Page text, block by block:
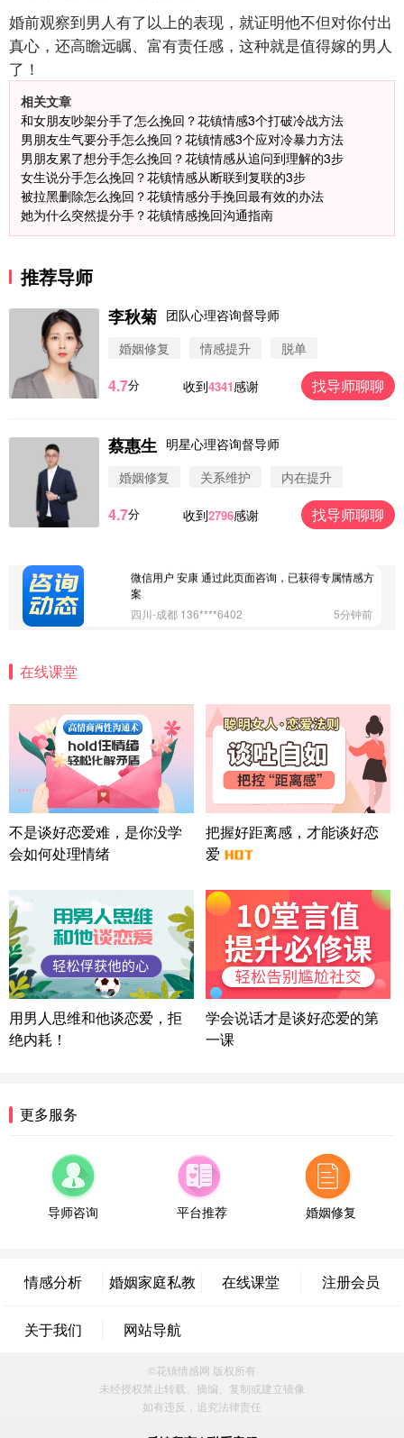
婚前观察到男人有了以上的表现，就证明他不但对你付出
真心，还高瞻远瞩、富有责任感，这种就是值得嫁的男人
了！
相关文章
和女朋友吵架分手了怎么挽回？花镇情感3个打破冷战方法
男朋友生气要分手怎么挽回？花镇情感3个应对冷暴力方法
男朋友累了想分手怎么挽回？花镇情感从追问到理解的3步
女生说分手怎么挽回？花镇情感从断联到复联的3步
被拉黑删除怎么挽回？花镇情感分手挽回最有效的办法
她为什么突然提分手？花镇情感挽回沟通指南
推荐导师
李秋菊 团队心理咨询督导师
婚姻修复
情感提升 脱单
4.7分 收到4341感谢 找导师聊聊
蔡惠生 明星心理咨询督导师
婚姻修复
关系维护 内在提升
4.7分 收到2796感谢 找导师聊聊
微信用户 圆圈 通过此页面咨询，已获得专属情感方
微信用户 Vnno 通过此页面咨询，已获得专属情感方
案
微信用户 大太阳 通过此页面咨询，已获得专属情感
微信用户 安康 通过此页面咨询，已获得专属情感方
案
四川-成都 136****6402
5分钟前
方案
上海-浦东 177****9074
56分钟前
微信用户 Liberty 通过此页面咨询，已获得专属情感
方案
广东-广州 188****5632
12分钟前
微信用户 司马锘 通过此页面咨询，已获得专属情感
方案
湖北-武汉 135****7410
陕西-西安 139****6283
3分钟前
微信用户 喜欢下雨天^ 通过此页面咨询，已获得专属
情感方案
浙江-宁波 150****8921
28分钟前
属情感方案
湖南-长沙 187****3359
山东-青岛 138****9975
7分钟前
微信用户 小任性 通过此页面咨询，已获得专属情感
上海-黄浦 135****7601
24分钟前
案
微信用户 谢思明 通过此页面咨询，已获得专属情感
方案
广东-佛山 139****6034
在线课堂
不是谈好恋爱难，是你没学
会如何处理情绪
把握好距离感，才能谈好恋
爱
用男人思维和他谈恋爱，拒
绝内耗！
学会说话才是谈好恋爱的第
一课
更多服务
导师咨询 平台推荐 婚姻修复
情感分析 婚姻家庭私教 在线课堂 注册会员
关于我们 网站导航
©花镇情感网 版权所有
未经授权禁止转载、摘编、复制或建立镜像
如有违反，追究法律责任